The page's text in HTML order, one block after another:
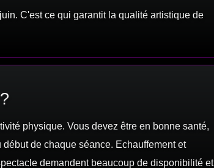
C'est ce qui garantit la qualité artistique de
physique. Vous devez être en bonne santé,
de chaque séance. Echauffement et
demandent beaucoup de disponibilité et